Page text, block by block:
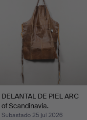
DELANTAL DE PIEL ARC
of Scandinavia.
Subastado 25 jul 2026